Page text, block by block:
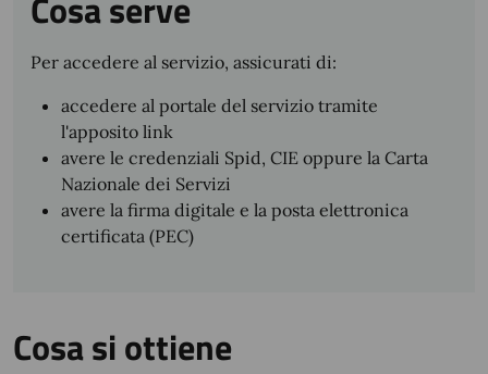
Per accedere al servizio, assicurati di:
accedere al portale del servizio tramite
l'apposito link
avere le credenziali Spid, CIE oppure la Carta
Nazionale dei Servizi
avere la firma digitale e la posta elettronica
certificata (PEC)
Cosa si ottiene